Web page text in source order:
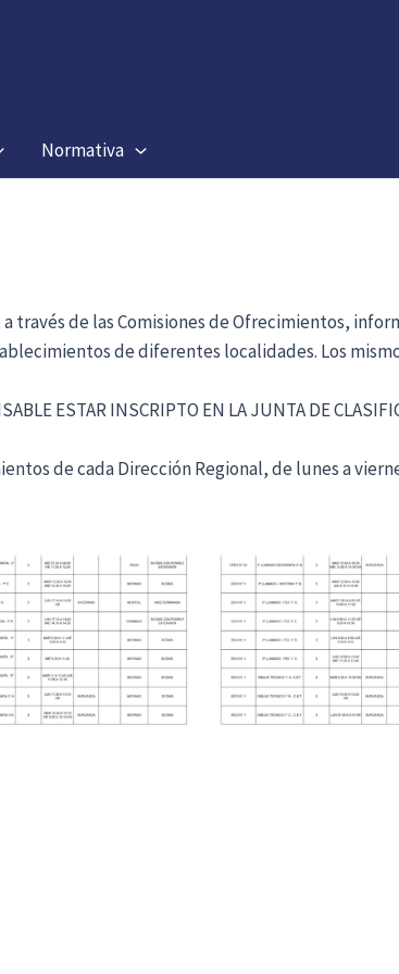
Normativa
a través de las Comisiones de Ofrecimientos,
de diferentes localidades. Los
ESTAR INSCRIPTO EN LA JUNTA DE
de cada Dirección Regional, de lunes a